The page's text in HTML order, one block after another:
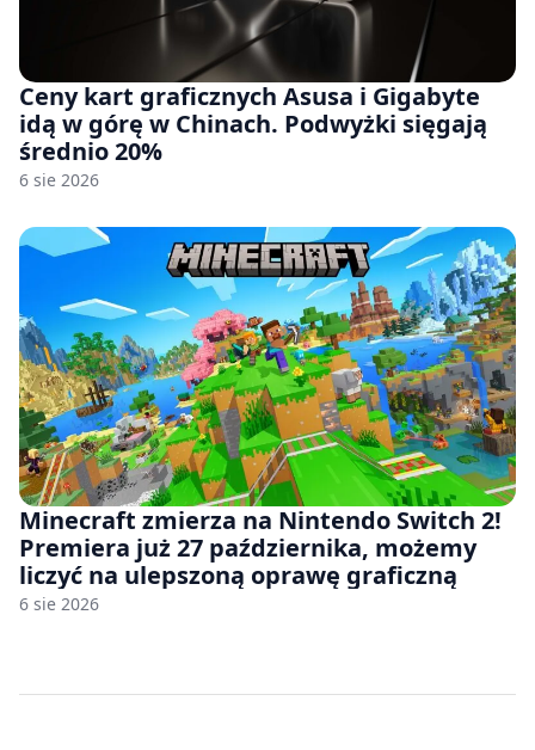
Ceny kart graficznych Asusa i Gigabyte
idą w górę w Chinach. Podwyżki sięgają
średnio 20%
6 sie 2026
Minecraft zmierza na Nintendo Switch 2!
Premiera już 27 października, możemy
liczyć na ulepszoną oprawę graficzną
6 sie 2026